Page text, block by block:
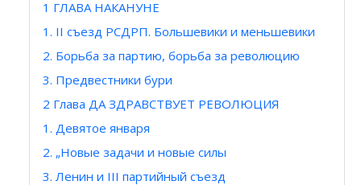
1 ГЛАВА НАКАНУНЕ
1. II съезд РСДРП. Большевики и меньшевики
2. Борьба за партию, борьба за революцию
3. Предвестники бури
2 Глава ДА ЗДРАВСТВУЕТ РЕВОЛЮЦИЯ
1. Девятое января
2. „Новые задачи и новые силы
3. Ленин и III партийный съезд